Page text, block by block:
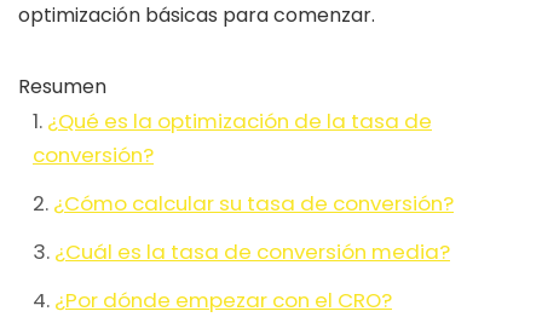
optimización básicas para comenzar.
Resumen
¿Qué es la optimización de la tasa de
conversión?
¿Cómo calcular su tasa de conversión?
¿Cuál es la tasa de conversión media?
¿Por dónde empezar con el CRO?